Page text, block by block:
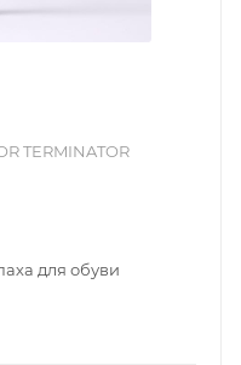
TERMINATOR
для обуви